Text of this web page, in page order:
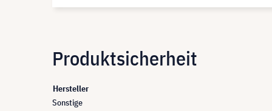
Produktsicherheit
Hersteller
Sonstige